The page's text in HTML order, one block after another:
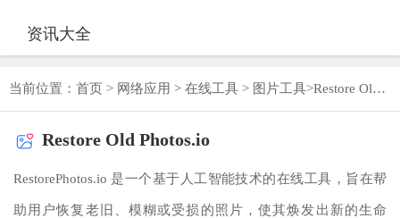
资讯大全
当前位置： 首页 > 网络应用 > 在线工具 > 图片工具>Restore Old Photos.io
Restore Old Photos.io
RestorePhotos.io 是一个基于人工智能技术的在线工具，旨在帮
助用户恢复老旧、模糊或受损的照片，使其焕发出新的生命